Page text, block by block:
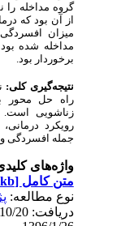
گروه مداخله را
از آن بود که
میزان افسردگی
مداخله شده بود
برخوردار بود.
نتیجه‌گیری کلی:
راه حل محور
زناشویی است.
رویکرد
جمله افسردگی و
واژه‌های
متن کامل[PDF 880 kb]
نوع مطالعه: